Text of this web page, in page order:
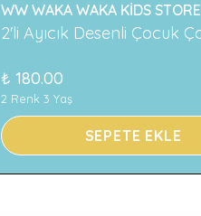
WW WAKA WAKA KİDS STORE
₺ 180.00
2 Renk 3 Yaş
SEPETE EKLE